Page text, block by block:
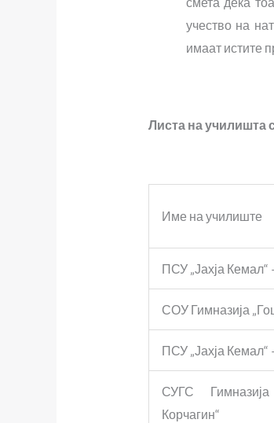
учество на
имаат истите
Листа на училишта
Име на училиште
ПСУ „Јахја
СОУ Гимназија
ПСУ „Јахја Кемал“
СУГС
Корчагин“